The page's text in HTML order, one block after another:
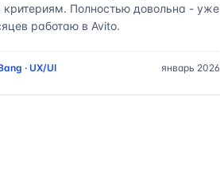
Полностью довольна - уже
работаю в Avito.
· UX/UI январь 2026